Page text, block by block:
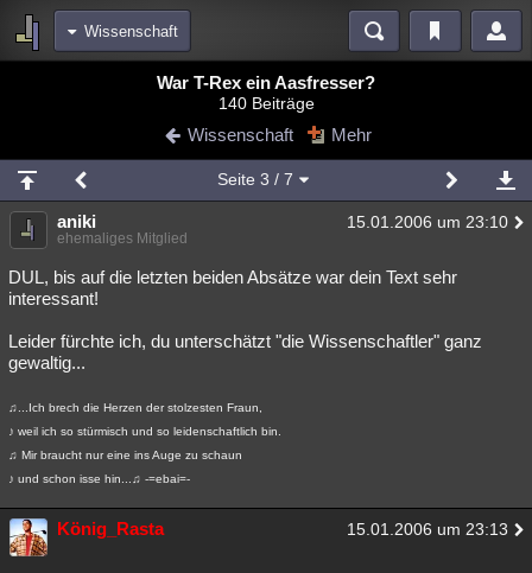
Wissenschaft
Blogs Videos
Chat Wiki Neuigkeiten
meine Rubriken
Menschen Mystery Kriminalfälle
Spiritualität Verschwörungen Technologie Ufologie
weitere Rubriken
Astronomie Helpdesk Gruppen
Musik Clash Verbesserungen
Übersichten
Besucht
War T-Rex ein Aasfresser?
140 Beiträge
Wissenschaft Mehr
Seite 3 / 7
aniki 15.01.2006 um 23:10
ehemaliges Mitglied
DUL, bis auf die letzten beiden Absätze war dein Text sehr
interessant!
Leider fürchte ich, du unterschätzt "die Wissenschaftler" ganz
gewaltig...
♫...Ich brech die Herzen der stolzesten Fraun,
♪ weil ich so stürmisch und so leidenschaftlich bin.
♫ Mir braucht nur eine ins Auge zu schaun
♪ und schon isse hin...♫ -=ebai=-
König_Rasta 15.01.2006 um 23:13